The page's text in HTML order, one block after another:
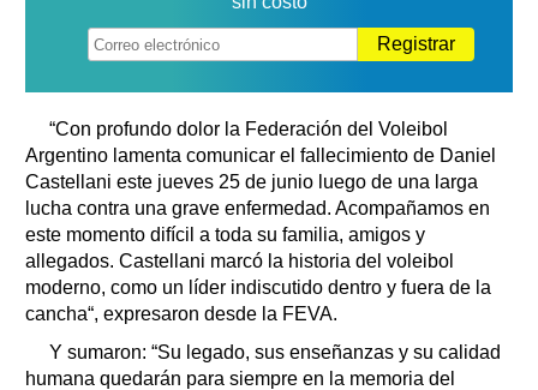
Registrar
“Con profundo dolor la Federación del Voleibol
Argentino lamenta comunicar el fallecimiento de Daniel
Castellani este jueves 25 de junio luego de una larga
lucha contra una grave enfermedad. Acompañamos en
este momento difícil a toda su familia, amigos y
allegados. Castellani marcó la historia del voleibol
moderno, como un líder indiscutido dentro y fuera de la
cancha“, expresaron desde la FEVA.
Y sumaron: “Su legado, sus enseñanzas y su calidad
humana quedarán para siempre en la memoria del